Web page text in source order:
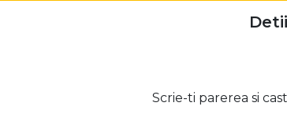
Scrie-ti parerea si